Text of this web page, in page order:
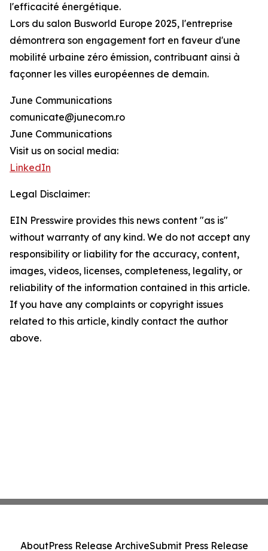
l'efficacité énergétique.
Lors du salon Busworld Europe 2025, l'entreprise
démontrera son engagement fort en faveur d'une
mobilité urbaine zéro émission, contribuant ainsi à
façonner les villes européennes de demain.
June Communications
comunicate@junecom.ro
June Communications
Visit us on social media:
LinkedIn
Legal Disclaimer:
EIN Presswire provides this news content "as is"
without warranty of any kind. We do not accept any
responsibility or liability for the accuracy, content,
images, videos, licenses, completeness, legality, or
reliability of the information contained in this article.
If you have any complaints or copyright issues
related to this article, kindly contact the author
above.
AboutPress Release ArchiveSubmit Press Release